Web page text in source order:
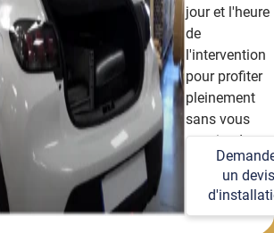
jour et l'heure
de
l'intervention
pour profiter
pleinement
sans vous
soucier des
détails
techniques et
logistiques.
un devis